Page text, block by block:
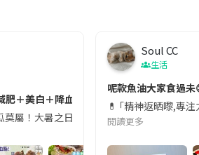
的行動電源。一名旅客日前在機場安檢
＋美白＋降血脂
莫屬！大暑之日，點都要飲碗冬瓜湯消暑
Soul CC
生活
呢款魚油大家食過未
💊 ｢精神返晒嚟,專
閱讀更多